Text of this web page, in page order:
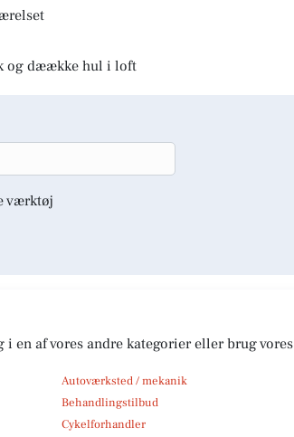
og dæække hul i loft
værktøj
i en af vores andre kategorier eller brug vores
Autoværksted / mekanik
Behandlingstilbud
Cykelforhandler